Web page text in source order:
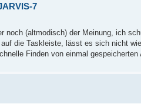
7
noch (altmodisch) der Meinung, ich
die Taskleiste, lässt es sich nicht
Finden von einmal